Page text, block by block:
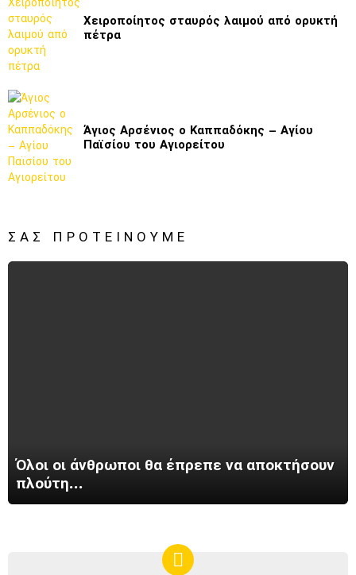
Χειροποίητος σταυρός λαιμού από ορυκτή
πέτρα
Άγιος Αρσένιος ο Καππαδόκης – Αγίου
Παϊσίου του Αγιορείτου
ΣΑΣ ΠΡΟΤΕΊΝΟΥΜΕ
Όλοι οι άνθρωποι θα έπρεπε να αποκτήσουν
πλούτη…